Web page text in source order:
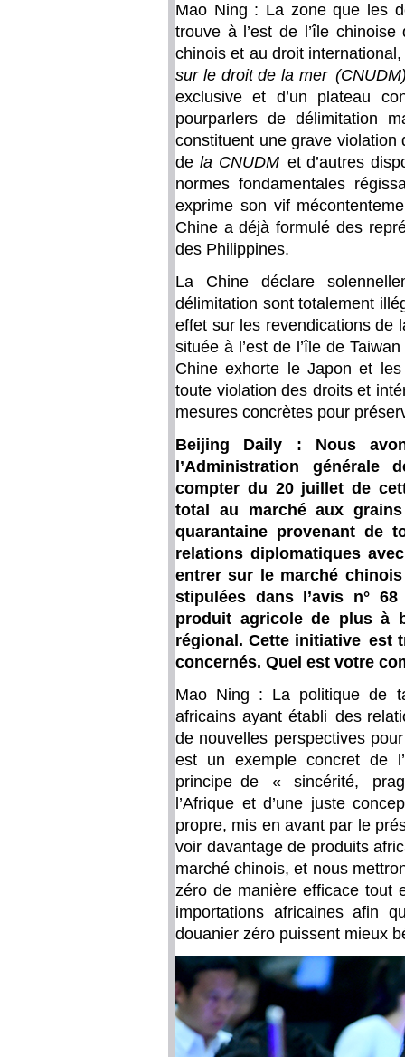
Mao Ning : La zone que les
trouve à l’est de l’île
chinois et au droit
sur le droit de la mer
exclusive et d’un plateau
pourparlers de délimitation
constituent une grave
de la CNUDMet d’autres
normes fondamentales
exprime son vif
Chine a déjà formulé des
des Philippines.
La Chine déclare
délimitation sont totalement
effet sur les revendications de
située à l’est de l’île de
Chine exhorte le Japon et
toute violation des droits et
mesures concrètes pour
Beijing Daily : Nous
l’Administration
compter du 20 juillet de
total au marché aux
quarantaine provenant de
relations diplomatiques
entrer sur le marché
stipulées dans l’avis n°
produit agricole de plus à
régional. Cette initiative est
concernés. Quel est votre
Mao Ning : La politique de
africains ayant établi des
de nouvelles perspectives
est un exemple concret de
principe de « sincérité,
l’Afrique et d’une juste
propre, mis en avant par le
voir davantage de produits
marché chinois, et nous
zéro de manière efficace tout
importations africaines afin
douanier zéro puissent mieux